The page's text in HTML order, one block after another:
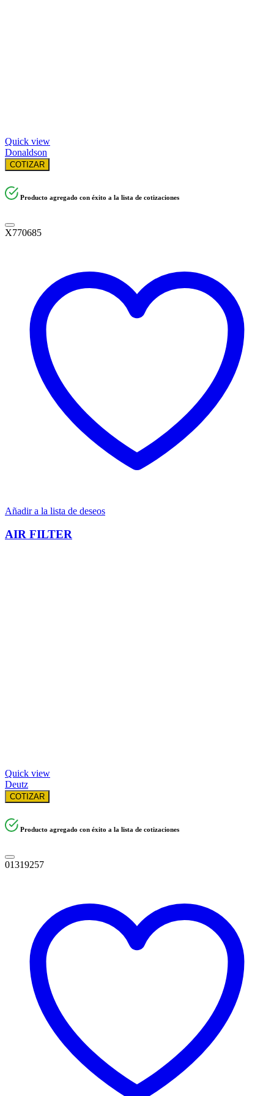
Quick view
Donaldson
COTIZAR
Producto agregado con éxito a la lista de cotizaciones
X770685
Añadir a la lista de deseos
AIR FILTER
Quick view
Deutz
COTIZAR
Producto agregado con éxito a la lista de cotizaciones
01319257